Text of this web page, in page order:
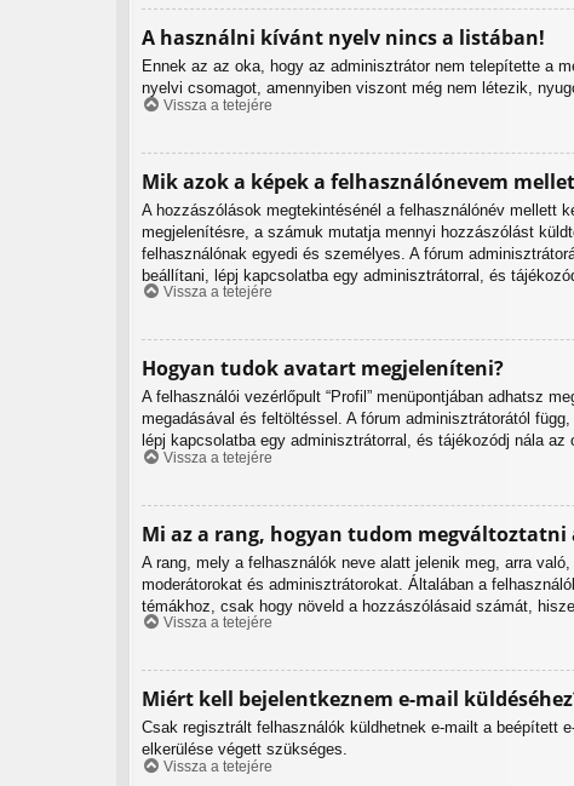
A használni kívánt nyelv nincs a listában!
Ennek az az oka, hogy az adminisztrátor nem telepítette a
nyelvi csomagot, amennyiben viszont még nem létezik,
Vissza a tetejére
Mik azok a képek a felhasználónevem
A hozzászólások megtekintésénél a felhasználónév mellett
megjelenítésre, a számuk mutatja mennyi hozzászólást
felhasználónak egyedi és személyes. A fórum
beállítani, lépj kapcsolatba egy adminisztrátorral, és
Vissza a tetejére
Hogyan tudok avatart megjeleníteni?
A felhasználói vezérlőpult “Profil” menüpontjában adhatsz
megadásával és feltöltéssel. A fórum adminisztrátorától
lépj kapcsolatba egy adminisztrátorral, és tájékozódj nála az
Vissza a tetejére
Mi az a rang, hogyan tudom megváltoztatni
A rang, mely a felhasználók neve alatt jelenik meg, arra
moderátorokat és adminisztrátorokat. Általában a
témákhoz, csak hogy növeld a hozzászólásaid számát,
Vissza a tetejére
Miért kell bejelentkeznem e-mail
Csak regisztrált felhasználók küldhetnek e-mailt a beépített
elkerülése végett szükséges.
Vissza a tetejére